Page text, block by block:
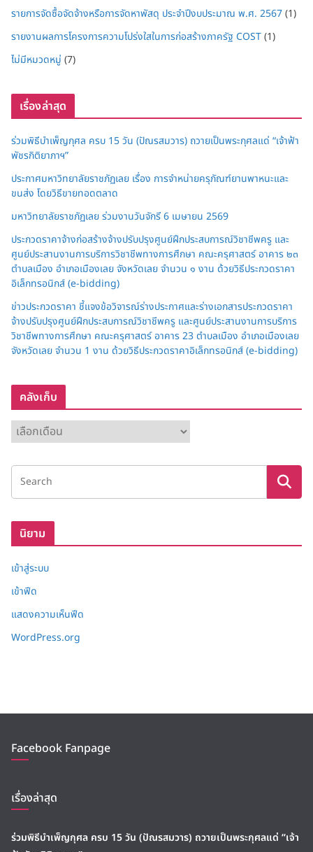
รายการจัดซื้อจัดจ้างหรือการจัดหาพัสดุ ประจำปีงบประมาณ พ.ศ. 2567(1)
รายงานผลการโครงการความโปร่งใสในการก่อสร้างภาครัฐ COST(1)
ไม่มีหมวดหมู่ (7)
เรื่องล่าสุด
ร่วมพิธีบำเพ็ญกุศล ครบ 15 วัน (ปัณรสมวาร) ถวายเป็นพระกุศลแด่ “เจ้าฟ้า
พัชรกิติยาภาฯ”
ประกาศมหาวิทยาลัยราชภัฏเลย เรื่อง การจำหน่ายครุภัณฑ์ยานพาหนะและ
ขนส่ง โดยวิธีขายทอดตลาด
มหาวิทยาลัยราชภัฏเลย ร่วมงานวันจักรี 6 เมษายน 2569
ประกวดราคาจ้างก่อสร้างจ้างปรับปรุงศูนย์ฝึกประสบการณ์วิชาชีพครู และ
ศูนย์ประสานงานการบริการวิชาชีพทางการศึกษา คณะครุศาสตร์ อาคาร ๒๓
ตำบลเมือง อำเภอเมืองเลย จังหวัดเลย จำนวน ๑ งาน ด้วยวิธีประกวดราคา
อิเล็กทรอนิกส์ (e-bidding)
ข่าวประกวดราคา ชี้แจงข้อวิจารณ์ร่างประกาศและร่างเอกสารประกวดราคา
จ้างปรับปรุงศูนย์ฝึกประสบการณ์วิชาชีพครู และศูนย์ประสานงานการบริการ
วิชาชีพทางการศึกษา คณะครุศาสตร์ อาคาร 23 ตำบลเมือง อำเภอเมืองเลย
จังหวัดเลย จำนวน 1 งาน ด้วยวิธีประกวดราคาอิเล็กทรอนิกส์ (e-bidding)
คลังเก็บ
ลั
ง
ก็
นิยาม
เข้าสู่ระบบ
เข้าฟีด
แสดงความเห็นฟีด
WordPress.org
Facebook Fanpage
เรื่องล่าสุด
ร่วมพิธีบำเพ็ญกุศล ครบ 15 วัน (ปัณรสมวาร) ถวายเป็นพระกุศลแด่ “เจ้า